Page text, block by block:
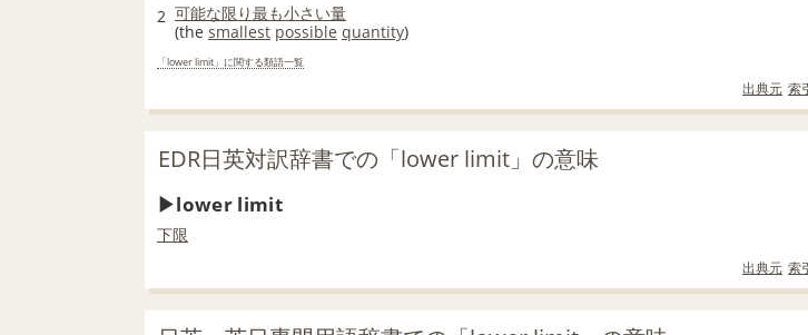
2 可能な限り最も小さい量
(the smallest possible quantity)
「lower limit」に関する類語一覧
出典元 索
EDR日英対訳辞書での「lower limit」の意味
lower limit
下限
出典元 索